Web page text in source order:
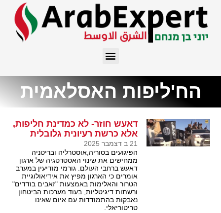
הח'ליפות האסלאמית
דאעש חוזר- לא כמדינת חליפות,
אלא כרשת רעיונית גלובלית
21 ב דצמבר 2025
הפיגועים בסוריה,אוסטרליה ובריטניה
ממחישים את שינוי האסטרטגיה של ארגון
דאעש ברחבי העולם. גורמי מודיעין במערב
אומרים כי הארגון מפיץ את אידיאולוגיית
הטרור והאלימות באמצעות "זאבים בודדים"
ורשתות דיגיטליות, בעוד מערכות הביטחון
נאבקות בהתמודדות עם איום שאינו
טריטוריאלי.